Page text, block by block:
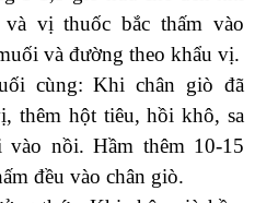
vị thuốc bắc thấm vào
và đường theo khẩu vị.
cùng: Khi chân giò đã
thêm hột tiêu, hồi khô, sa
vào nồi. Hầm thêm 10-15
đều vào chân giò.